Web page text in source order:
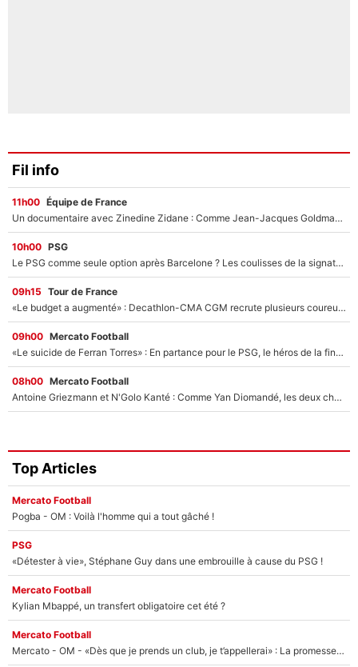
Fil info
11h00 Équipe de France
Un documentaire avec Zinedine Zidane : Comme Jean-Jacques Goldman et Mylène Farmer, le nouveau sélectionneur de l'équipe de France a recalé une journaliste très connue
10h00 PSG
Le PSG comme seule option après Barcelone ? Les coulisses de la signature historique de Lionel Messi sont révélées au grand jour !
09h15 Tour de France
«Le budget a augmenté» : Decathlon-CMA CGM recrute plusieurs coureurs pour offrir à Paul Seixas une équipe pour gagner le Tour de France 2027
09h00 Mercato Football
«Le suicide de Ferran Torres» : En partance pour le PSG, le héros de la finale de la Coupe du monde s'attire les foudres de la presse espagnole !
08h00 Mercato Football
Antoine Griezmann et N'Golo Kanté : Comme Yan Diomandé, les deux champions du monde ont refusé de signer au PSG !
Top Articles
Mercato Football
Pogba - OM : Voilà l'homme qui a tout gâché !
PSG
«Détester à vie», Stéphane Guy dans une embrouille à cause du PSG !
Mercato Football
Kylian Mbappé, un transfert obligatoire cet été ?
Mercato Football
Mercato - OM - «Dès que je prends un club, je t’appellerai» : La promesse de Marcelino au moment de claquer la porte